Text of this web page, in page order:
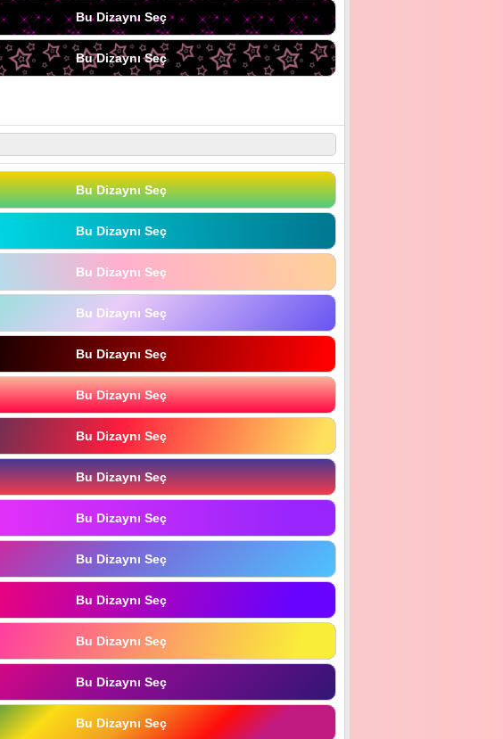
Bu Dizaynı Seç
Bu Dizaynı Seç
Bu Dizaynı Seç
Bu Dizaynı Seç
Bu Dizaynı Seç
Bu Dizaynı Seç
Bu Dizaynı Seç
Bu Dizaynı Seç
Bu Dizaynı Seç
Bu Dizaynı Seç
Bu Dizaynı Seç
Bu Dizaynı Seç
Bu Dizaynı Seç
Bu Dizaynı Seç
Bu Dizaynı Seç
Bu Dizaynı Seç